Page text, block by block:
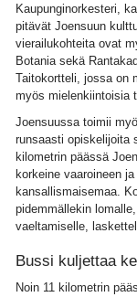
Kaupunginorkesteri,
pitävät Joensuun
vierailukohteita ovat
Botania sekä
Taitokortteli, jossa on
myös mielenkiintoisia
Joensuussa toimii
runsaasti opiskelijoita
kilometrin päässä
korkeine vaaroineen
kansallismaisemaa.
pidemmällekin
vaeltamiselle,
Bussi kuljettaa
Noin 11 kilometrin